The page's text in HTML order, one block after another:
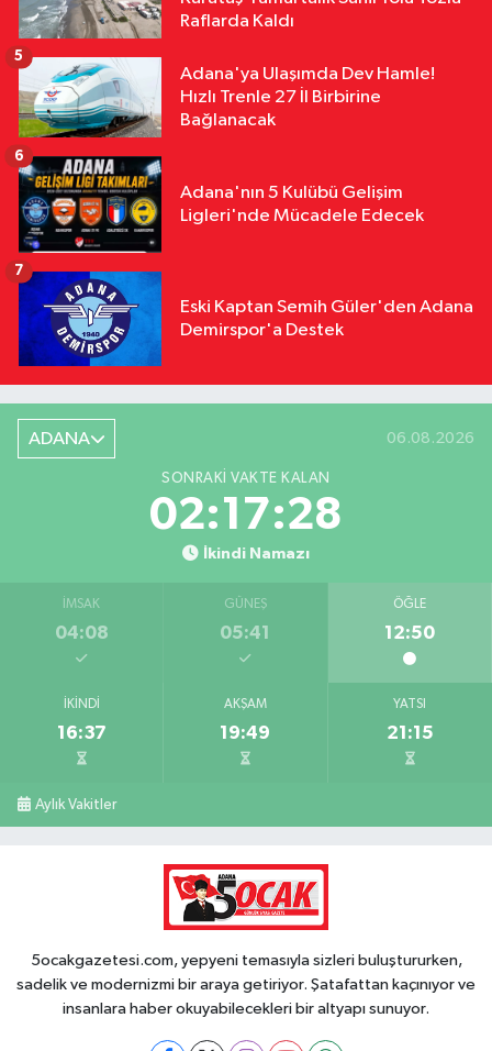
Raflarda Kaldı
Adana'ya Ulaşımda Dev Hamle!
Hızlı Trenle 27 İl Birbirine
Bağlanacak
5
Adana'nın 5 Kulübü Gelişim
Ligleri'nde Mücadele Edecek
6
Eski Kaptan Semih Güler'den Adana
Demirspor'a Destek
7
ADANA 06.08.2026
SONRAKI VAKTE KALAN
02:17:27
İkindi Namazı
İMSAK
04:08
GÜNEŞ
05:41
ÖĞLE
12:50
İKINDI
16:37
AKŞAM
19:49
YATSI
21:15
Aylık Vakitler
5ocakgazetesi.com, yepyeni temasıyla sizleri buluştururken,
sadelik ve modernizmi bir araya getiriyor. Şatafattan kaçınıyor ve
insanlara haber okuyabilecekleri bir altyapı sunuyor.